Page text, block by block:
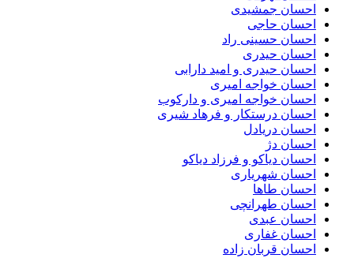
احسان جمشیدی
احسان حاجی
احسان حسینی راد
احسان حیدری
احسان حیدری و امید دارابی
احسان خواجه امیری
احسان خواجه امیری و دارکوب
احسان درستكار و فرهاد شيرى
احسان دریادل
احسان دژ
احسان دیاکو و فرزاد دیاکو
احسان شهریاری
احسان طاها
احسان طهرانچی
احسان عبدی
احسان غفاری
احسان قربان زاده